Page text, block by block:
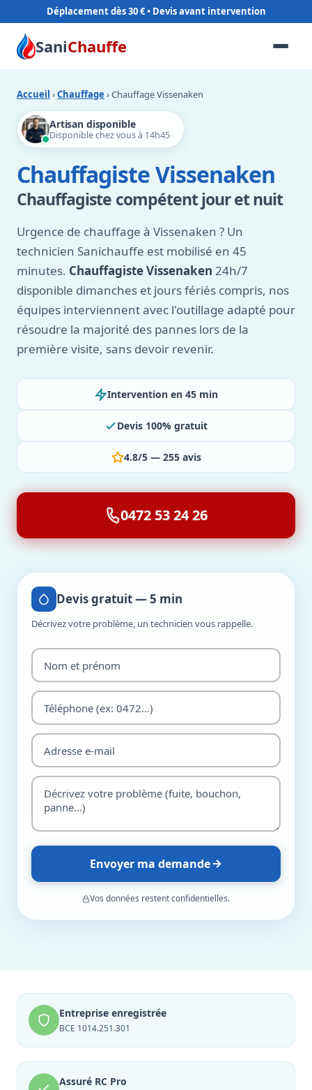
Déplacement dès 30 €
SaniChauffe
Accueil ›Chauffage › Chauffage Vissenaken
Artisan disponible
Disponible chez vous à 14h45
Chauffagiste Vissenaken
Chauffagiste compétent jour et nuit
Urgence de chauffage à Vissenaken ? Un
technicien Sanichauffe est mobilisé en 45
minutes. Chauffagiste Vissenaken 24h/7
disponible dimanches et jours fériés compris, nos
équipes interviennent avec l'outillage adapté pour
résoudre la majorité des pannes lors de la
première visite, sans devoir revenir.
Intervention en 45 min
Devis 100% gratuit
4.8/5 — 255 avis
0472 53 24 26
Devis gratuit — 5 min
Décrivez votre problème, un technicien vous rappelle.
Envoyer ma demande
Vos données restent confidentielles.
Entreprise enregistrée
BCE 1014.251.301
Assuré RC Pro